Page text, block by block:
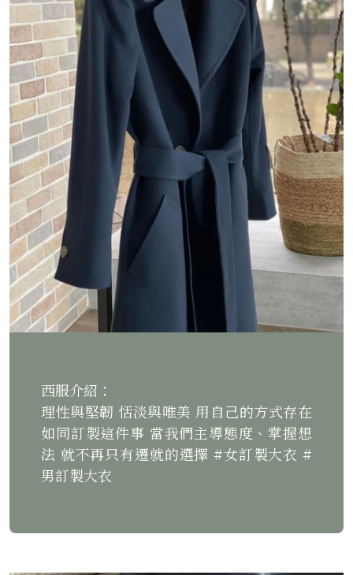
西服介紹：
理性與堅韌 恬淡與唯美 用自己的方式存在
如同訂製這件事 當我們主導態度、掌握想
法 就不再只有遷就的選擇 #女訂製大衣 #
男訂製大衣